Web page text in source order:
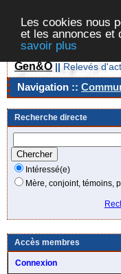
Les cookies nous
et les annonces et
savoir plus
Gen&O || Relevés
Navigation ::
Recherche directe
Intéressé(e)
Mère, conjoint, témoins,
Accès membres
Connexion